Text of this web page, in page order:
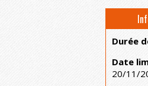
Durée
Date
20/11/